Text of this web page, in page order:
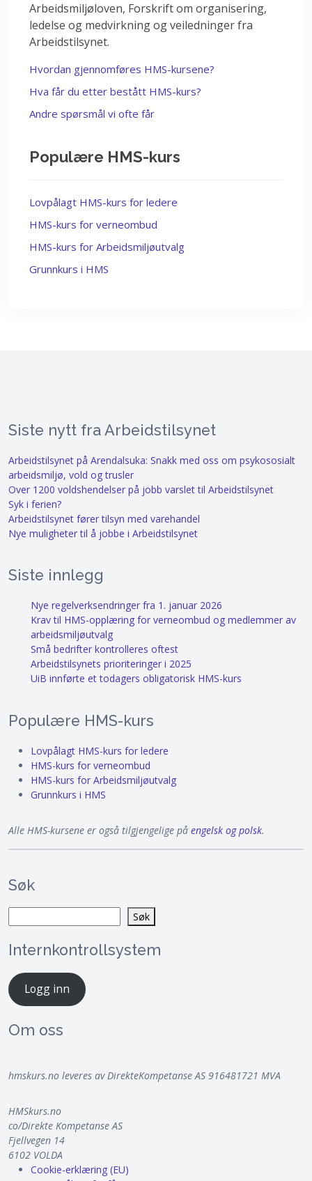
Arbeidsmiljøloven, Forskrift om organisering,
ledelse og medvirkning og veiledninger fra
Arbeidstilsynet.
Hvordan gjennomføres HMS-kursene?
Hva får du etter bestått HMS-kurs?
Andre spørsmål vi ofte får
Populære HMS-kurs
Lovpålagt HMS-kurs for ledere
HMS-kurs for verneombud
HMS-kurs for Arbeidsmiljøutvalg
Grunnkurs i HMS
Siste nytt fra Arbeidstilsynet
Arbeidstilsynet på Arendalsuka: Snakk med oss om psykososialt
arbeidsmiljø, vold og trusler
Over 1200 voldshendelser på jobb varslet til Arbeidstilsynet
Syk i ferien?
Arbeidstilsynet fører tilsyn med varehandel
Nye muligheter til å jobbe i Arbeidstilsynet
Siste innlegg
Nye regelverksendringer fra 1. januar 2026
Krav til HMS-opplæring for verneombud og medlemmer av
arbeidsmiljøutvalg
Små bedrifter kontrolleres oftest
Arbeidstilsynets prioriteringer i 2025
UiB innførte et todagers obligatorisk HMS-kurs
Populære HMS-kurs
Lovpålagt HMS-kurs for ledere
HMS-kurs for verneombud
HMS-kurs for Arbeidsmiljøutvalg
Grunnkurs i HMS
Alle HMS-kursene er også tilgjengelige på engelsk og polsk.
Søk
Søk
Internkontrollsystem
Logg inn
Om oss
hmskurs.no leveres av DirekteKompetanse AS 916481721 MVA
HMSkurs.no
co/Direkte Kompetanse AS
Fjellvegen 14
6102 VOLDA
Cookie-erklæring (EU)